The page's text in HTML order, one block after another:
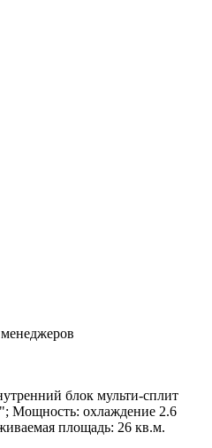
блок мульти-сплит
Мощность: охлаждение 2.6
площадь: 26 кв.м.